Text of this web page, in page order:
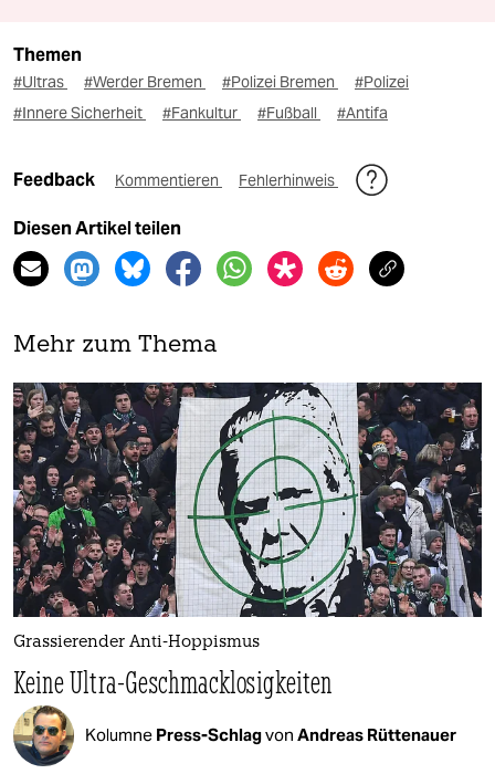
Themen
#Ultras #Werder Bremen #Polizei Bremen
#Polizei
#Innere Sicherheit
#Fankultur #Fußball #Antifa
Feedback Kommentieren Fehlerhinweis
Diesen Artikel teilen
Mehr zum Thema
Grassierender Anti-Hoppismus
Keine Ultra-Geschmacklosigkeiten
Kolumne Press-Schlagvon Andreas Rüttenauer